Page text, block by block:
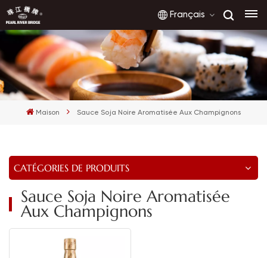
Français
English
français
Maison Sauce Soja Noire Aromatisée Aux Champignons
CATÉGORIES DE PRODUITS
Sauce Soja Noire Aromatisée
Aux Champignons